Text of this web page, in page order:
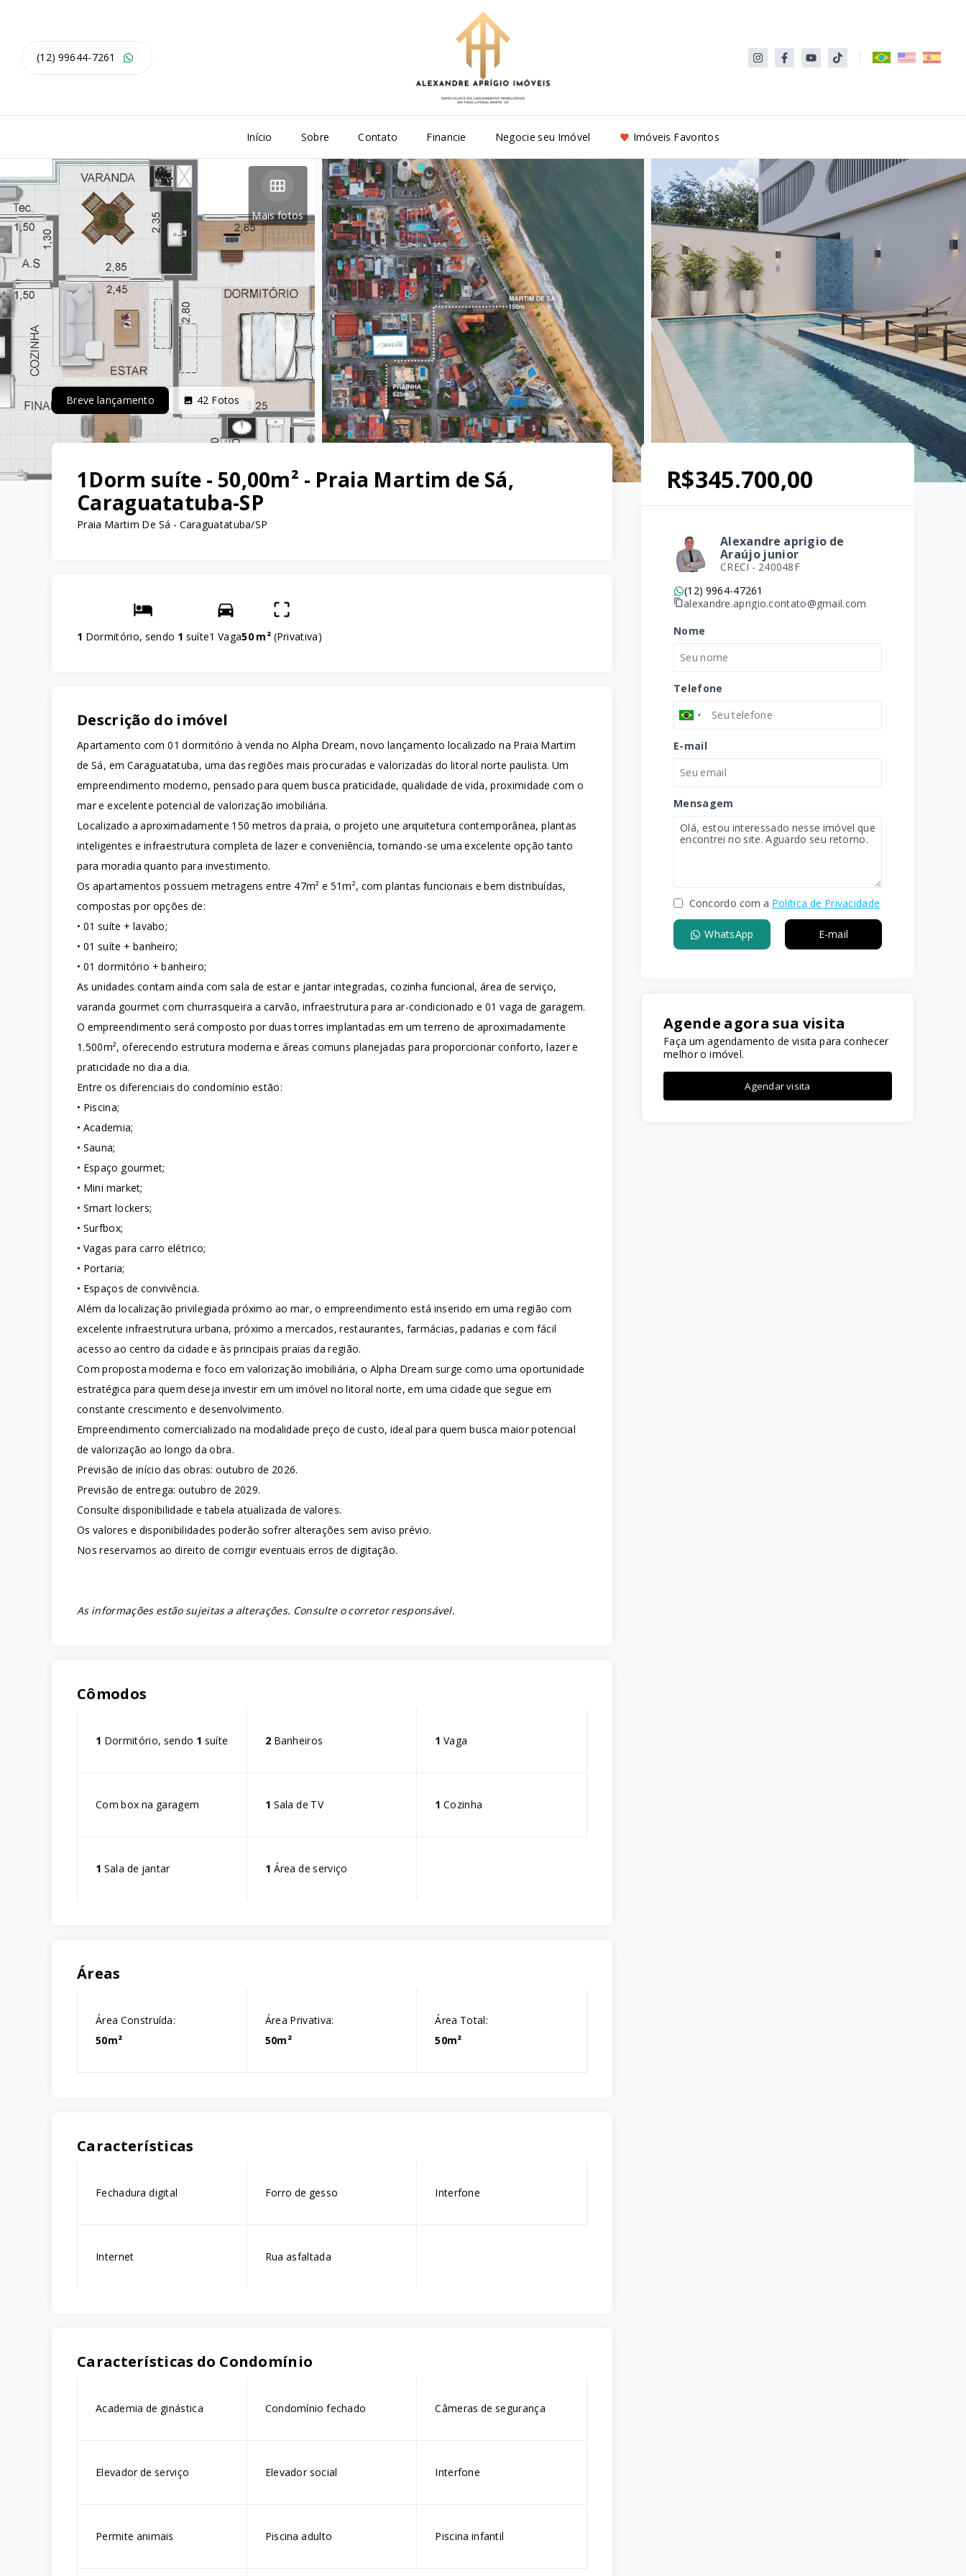
(12) 99644-7261
Início Sobre Contato Financie Negocie seu Imóvel Imóveis Favoritos
Mais fotos
Breve lançamento 42 Fotos
1Dorm suíte - 50,00m² - Praia Martim de Sá,
Caraguatatuba-SP
Praia Martim De Sá - Caraguatatuba/SP
1 Dormitório, sendo 1 suíte1 Vaga50 m² (Privativa)
Descrição do imóvel
Apartamento com 01 dormitório à venda no Alpha Dream, novo lançamento localizado na Praia Martim
de Sá, em Caraguatatuba, uma das regiões mais procuradas e valorizadas do litoral norte paulista. Um
empreendimento moderno, pensado para quem busca praticidade, qualidade de vida, proximidade com o
mar e excelente potencial de valorização imobiliária.
Localizado a aproximadamente 150 metros da praia, o projeto une arquitetura contemporânea, plantas
inteligentes e infraestrutura completa de lazer e conveniência, tornando-se uma excelente opção tanto
para moradia quanto para investimento.
Os apartamentos possuem metragens entre 47m² e 51m², com plantas funcionais e bem distribuídas,
compostas por opções de:
• 01 suíte + lavabo;
• 01 suíte + banheiro;
• 01 dormitório + banheiro;
As unidades contam ainda com sala de estar e jantar integradas, cozinha funcional, área de serviço,
varanda gourmet com churrasqueira a carvão, infraestrutura para ar-condicionado e 01 vaga de garagem.
O empreendimento será composto por duas torres implantadas em um terreno de aproximadamente
1.500m², oferecendo estrutura moderna e áreas comuns planejadas para proporcionar conforto, lazer e
praticidade no dia a dia.
Entre os diferenciais do condomínio estão:
• Piscina;
• Academia;
• Sauna;
• Espaço gourmet;
• Mini market;
• Smart lockers;
• Surfbox;
• Vagas para carro elétrico;
• Portaria;
• Espaços de convivência.
Além da localização privilegiada próximo ao mar, o empreendimento está inserido em uma região com
excelente infraestrutura urbana, próximo a mercados, restaurantes, farmácias, padarias e com fácil
acesso ao centro da cidade e às principais praias da região.
Com proposta moderna e foco em valorização imobiliária, o Alpha Dream surge como uma oportunidade
estratégica para quem deseja investir em um imóvel no litoral norte, em uma cidade que segue em
constante crescimento e desenvolvimento.
Empreendimento comercializado na modalidade preço de custo, ideal para quem busca maior potencial
de valorização ao longo da obra.
Previsão de início das obras: outubro de 2026.
Previsão de entrega: outubro de 2029.
Consulte disponibilidade e tabela atualizada de valores.
Os valores e disponibilidades poderão sofrer alterações sem aviso prévio.
Nos reservamos ao direito de corrigir eventuais erros de digitação.
As informações estão sujeitas a alterações. Consulte o corretor responsável.
Cômodos
1 Dormitório, sendo 1 suíte 2Banheiros 1 Vaga
Com box na garagem 1 Sala de TV 1 Cozinha
1 Sala de jantar 1 Área de serviço
Áreas
Área Construída:
50m²
Área Privativa:
50m²
Área Total:
50m²
Características
Fechadura digital Forro de gesso Interfone
Internet Rua asfaltada
Características do Condomínio
Academia de ginástica Condomínio fechado Câmeras de segurança
Elevador de serviço Elevador social Interfone
Permite animais Piscina adulto Piscina infantil
R$345.700,00
Alexandre aprigio de
Araújo junior
CRECI - 240048F
(12) 9964-47261
alexandre.aprigio.contato@gmail.com
Nome
Telefone
E-mail
Mensagem
Concordo com a Política de Privacidade
WhatsApp E-mail
Agende agora sua visita
Faça um agendamento de visita para conhecer
melhor o imóvel.
Agendar visita